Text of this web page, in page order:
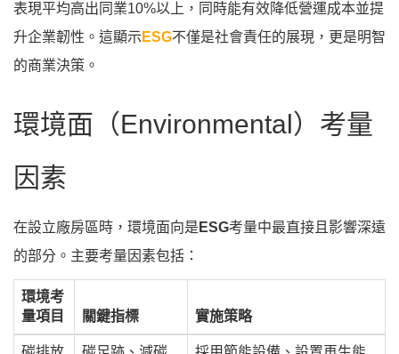
表現平均高出同業10%以上，同時能有效降低營運成本並提
升企業韌性。這顯示 ESG不僅是社會責任的展現，更是明智
的商業決策。
環境面（Environmental）考量
因素
在設立廠房區時，環境面向是 ESG考量中最直接且影響深遠
的部分。主要考量因素包括：
環境考
量項目
關鍵指標 實施策略